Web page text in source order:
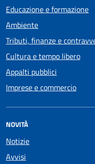
Educazione e formazione
Ambiente
Tributi, finanze e
Cultura e tempo libero
Appalti pubblici
Imprese e commercio
NOVITÀ
Notizie
Avvisi